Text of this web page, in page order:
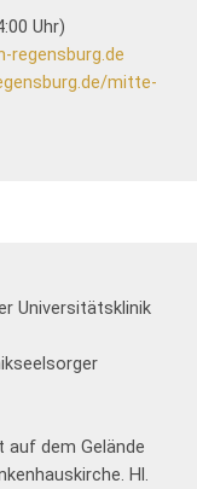
Uhr)
mitte-
Universitätsklinik
auf dem Gelände
Hl.